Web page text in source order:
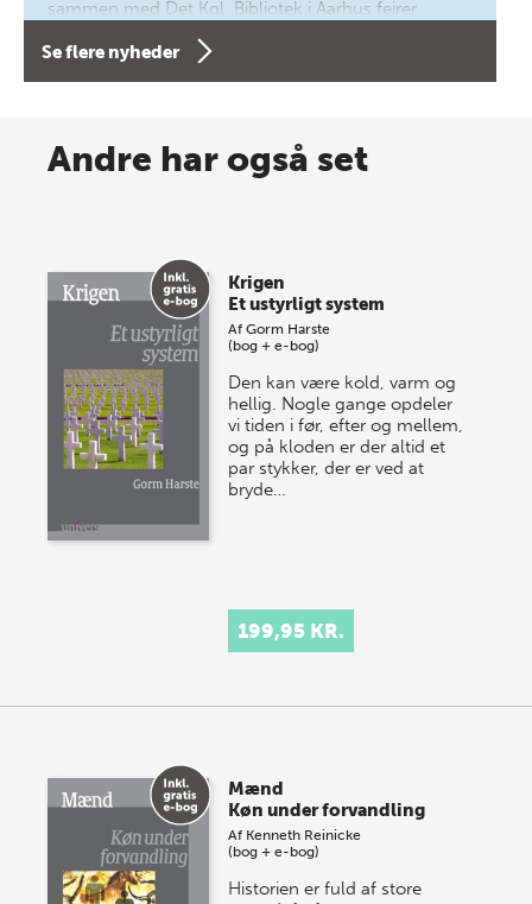
sammen med Det Kgl. Bibliotek i Aarhus fejrer
forfatterne bag vores nyes…
Spar op til 70% til sommer-
store sommer-lagersalg, så sæt kryds i kalenderen
onsdag den 10. j…
Se flere nyheder
Andre har også set
Krigen
Et ustyrligt system
AfGorm Harste
(bog + e-bog)
Den kan være kold, varm og
hellig. Nogle gange opdeler
vi tiden i før, efter og mellem,
og på kloden er der altid et
par stykker, der er ved at
bryde…
199,95 KR.
Mænd
Køn under forvandling
Af Kenneth Reinicke
(bog + e-bog)
Historien er fuld af store